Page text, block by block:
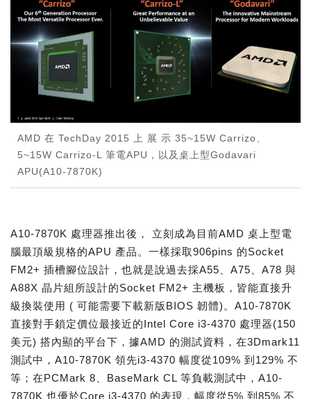
AMD 在 TechDay 2015 上 展 示 35~15W Carrizo、
5~15W Carrizo-L 筆電APU，以及桌上型Godavari
APU(A10-7870K)
A10-7870K 處理器推出後， 立刻成為目前AMD 桌上型電
腦最頂級規格的APU 產品。一樣採取906pins 的Socket
FM2+ 插槽腳位設計，也就是說過去採A55、A75、A78 與
A88X 晶片組所設計的Socket FM2+ 主機板，皆能直接升
級換裝使用 ( 可能需要下載新版BIOS 韌體)。A10-7870K
直接對手鎖定價位最接近的Intel Core i3-4370 處理器(150
美元) 搭內顯的平台下，據AMD 的測試資料，在3Dmark11
測試中，A10-7870K 領先i3-4370 幅度從109% 到129% 不
等；在PCMark 8、BaseMark CL 等負載測試中，A10-
7870K 也優於Core i3-4370 的表現，幅度從5% 到85% 不